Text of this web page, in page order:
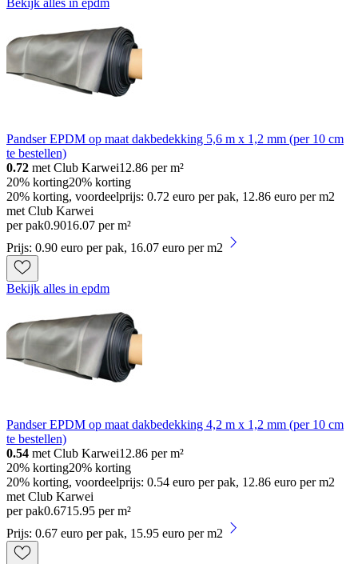
Pandser EPDM op maat dakbedekking 5,6 m x 1,2 mm (per 10 cm
te bestellen)
0.72 met Club Karwei12.86 per m²
20% korting20% korting
20% korting, voordeelprijs: 0.72 euro per pak, 12.86 euro per m2
met Club Karwei
per pak0.9016.07 per m²
Prijs: 0.90 euro per pak, 16.07 euro per m2
Bekijk alles in epdm
Pandser EPDM op maat dakbedekking 4,2 m x 1,2 mm (per 10 cm
te bestellen)
0.54 met Club Karwei12.86 per m²
20% korting20% korting
20% korting, voordeelprijs: 0.54 euro per pak, 12.86 euro per m2
met Club Karwei
per pak0.6715.95 per m²
Prijs: 0.67 euro per pak, 15.95 euro per m2